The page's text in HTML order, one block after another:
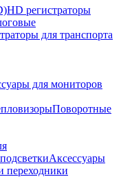
HD регистраторы
для транспорта
для мониторов
Поворотные
Аксессуары